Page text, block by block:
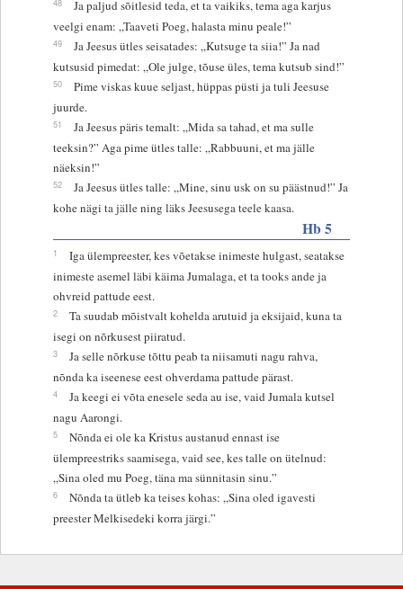
Ja paljud sõitlesid teda, et ta vaikiks, tema aga karjus
veelgi enam: „Taaveti Poeg, halasta minu peale!”
49
Ja Jeesus ütles seisatades: „Kutsuge ta siia!” Ja nad
kutsusid pimedat: „Ole julge, tõuse üles, tema kutsub sind!”
50
Pime viskas kuue seljast, hüppas püsti ja tuli Jeesuse
juurde.
51
Ja Jeesus päris temalt: „Mida sa tahad, et ma sulle
teeksin?” Aga pime ütles talle: „Rabbuuni, et ma jälle
näeksin!”
52
Ja Jeesus ütles talle: „Mine, sinu usk on su päästnud!” Ja
kohe nägi ta jälle ning läks Jeesusega teele kaasa.
Hb 5
1
Iga ülempreester, kes võetakse inimeste hulgast, seatakse
inimeste asemel läbi käima Jumalaga, et ta tooks ande ja
ohvreid pattude eest.
2
Ta suudab mõistvalt kohelda arutuid ja eksijaid, kuna ta
isegi on nõrkusest piiratud.
3
Ja selle nõrkuse tõttu peab ta niisamuti nagu rahva,
nõnda ka iseenese eest ohverdama pattude pärast.
4
Ja keegi ei võta enesele seda au ise, vaid Jumala kutsel
nagu Aarongi.
5
Nõnda ei ole ka Kristus austanud ennast ise
ülempreestriks saamisega, vaid see, kes talle on ütelnud:
„Sina oled mu Poeg, täna ma sünnitasin sinu.”
6
Nõnda ta ütleb ka teises kohas: „Sina oled igavesti
preester Melkisedeki korra järgi.”